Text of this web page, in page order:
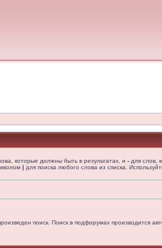
которые должны быть в результатах, и - для слов,
| для поиска любого слова из списка.
поиск. Поиск в подфорумах производится